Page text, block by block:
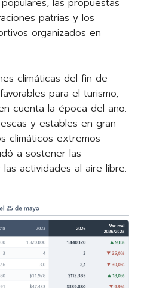
patrias y los
organizados en
climáticas del fin de
para el turismo,
cuenta la época del año.
y estables en gran
climáticos extremos
a sostener las
actividades al aire libre.